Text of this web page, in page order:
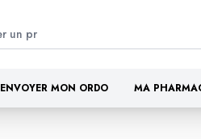
ENVOYER MON ORDO MA